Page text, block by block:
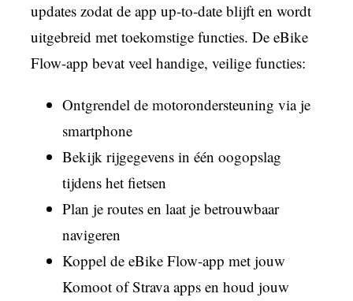
updates zodat de app up-to-date blijft en wordt
uitgebreid met toekomstige functies. De eBike
Flow-app bevat veel handige, veilige functies:
Ontgrendel de motorondersteuning via je
smartphone
Bekijk rijgegevens in één oogopslag
tijdens het fietsen
Plan je routes en laat je betrouwbaar
navigeren
Koppel de eBike Flow-app met jouw
Komoot of Strava apps en houd jouw